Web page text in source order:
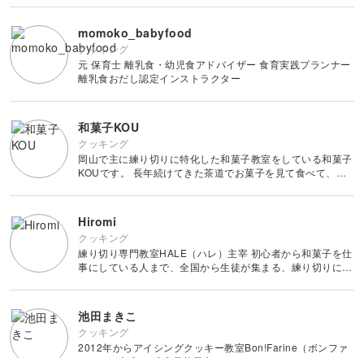
ソーダにゾッコンです。 もっと精力的にクリー
momoko_babyfood
クッキング
元 保育士 離乳食・幼児食アドバイザー 食育実践プランナー
離乳食おだし認定インストラクター
和菓子KOU
クッキング
岡山で主に練り切りに特化した和菓子教室をしている和菓子
KOUです。 長年続けてきた茶道でお菓子を見て食べて、奥
でも作りたいと作り始めました。 練り切りは茶道でお抹茶
Hiromi
クッキング
練り切り専門教室HALE（ハレ）主宰 初心者から和菓子を仕
事にしている人まで、全国から生徒が集まる、練り切りに特
子供のアレルギーをキッカケに、職人の世
池田まきこ
クッキング
2012年からアイシングクッキー教室Bon!Farine（ボンファ